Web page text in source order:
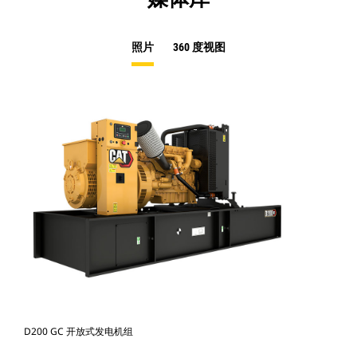
照片 360 度视图
D200 GC 开放式发电机组